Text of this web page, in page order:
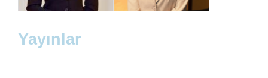
Yayınlar